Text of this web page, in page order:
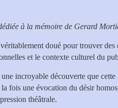
à la mémoire de Gerard
doué pour trouver
et le contexte culturel du
incroyable découverte que
la fois une évocation du désir
théâtrale.